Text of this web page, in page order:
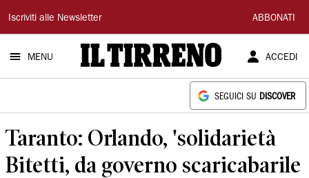
Il
Tirreno
Iscriviti alle Newsletter ABBONATI
MENU ACCEDI
SEGUICI SU DISCOVER
Taranto: Orlando, 'solidarietà
Bitetti, da governo scaricabarile